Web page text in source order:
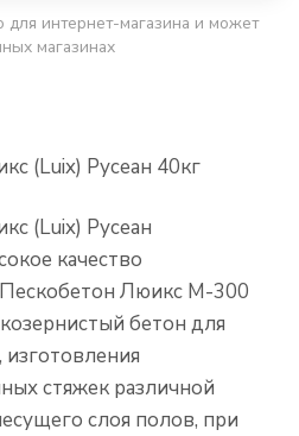
для интернет-магазина и может
магазинах
(Luix) Русеан 40кг
(Luix) Русеан
качество
Люикс М-300
бетон для
стяжек различной
слоя полов, при